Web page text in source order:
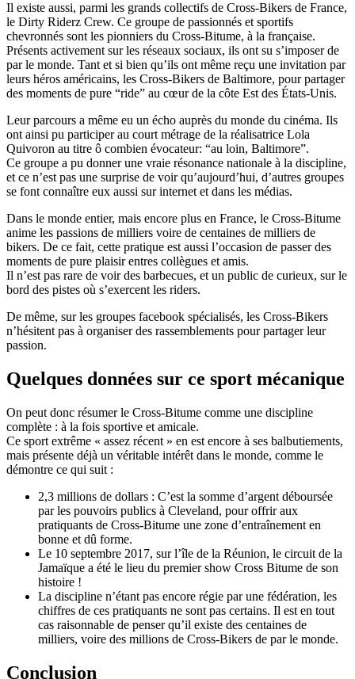
Il existe aussi, parmi les grands collectifs de Cross-Bikers de France,
le Dirty Riderz Crew. Ce groupe de passionnés et sportifs
chevronnés sont les pionniers du Cross-Bitume, à la française.
Présents activement sur les réseaux sociaux, ils ont su s’imposer de
par le monde. Tant et si bien qu’ils ont même reçu une invitation par
leurs héros américains, les Cross-Bikers de Baltimore, pour partager
des moments de pure “ride” au cœur de la côte Est des États-Unis.
Leur parcours a même eu un écho auprès du monde du cinéma. Ils
ont ainsi pu participer au court métrage de la réalisatrice Lola
Quivoron au titre ô combien évocateur: “au loin, Baltimore”.
Ce groupe a pu donner une vraie résonance nationale à la discipline,
et ce n’est pas une surprise de voir qu’aujourd’hui, d’autres groupes
se font connaître eux aussi sur internet et dans les médias.
Dans le monde entier, mais encore plus en France, le Cross-Bitume
anime les passions de milliers voire de centaines de milliers de
bikers. De ce fait, cette pratique est aussi l’occasion de passer des
moments de pure plaisir entres collègues et amis.
Il n’est pas rare de voir des barbecues, et un public de curieux, sur le
bord des pistes où s’exercent les riders.
De même, sur les groupes facebook spécialisés, les Cross-Bikers
n’hésitent pas à organiser des rassemblements pour partager leur
passion.
Quelques données sur ce sport mécanique
On peut donc résumer le Cross-Bitume comme une discipline
complète : à la fois sportive et amicale.
Ce sport extrême « assez récent » en est encore à ses balbutiements,
mais présente déjà un véritable intérêt dans le monde, comme le
démontre ce qui suit :
2,3 millions de dollars : C’est la somme d’argent déboursée
par les pouvoirs publics à Cleveland, pour offrir aux
pratiquants de Cross-Bitume une zone d’entraînement en
bonne et dû forme.
Le 10 septembre 2017, sur l’île de la Réunion, le circuit de la
Jamaïque a été le lieu du premier show Cross Bitume de son
histoire !
La discipline n’étant pas encore régie par une fédération, les
chiffres de ces pratiquants ne sont pas certains. Il est en tout
cas raisonnable de penser qu’il existe des centaines de
milliers, voire des millions de Cross-Bikers de par le monde.
Conclusion